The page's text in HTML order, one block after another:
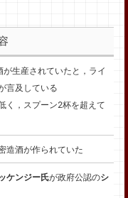
生産されていたと，ライ
言及している
く，スプーン2杯を超えて
造酒が作られていた
ケンジー氏が政府公認のシ